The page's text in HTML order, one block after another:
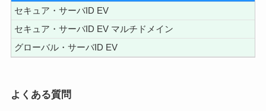
セキュア・サーバID EV
セキュア・サーバID EV マルチドメイン
グローバル・サーバID EV
よくある質問